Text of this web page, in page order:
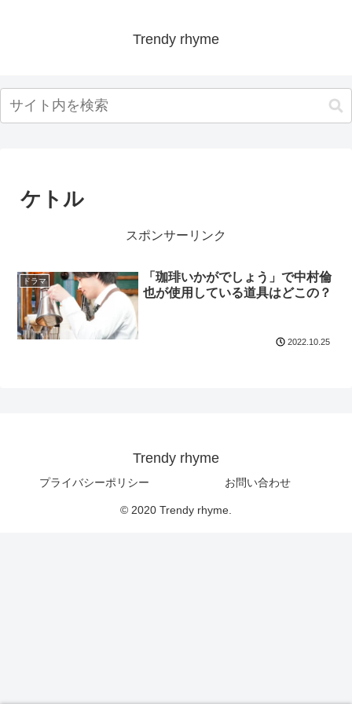
Trendy rhyme
ケトル
スポンサーリンク
ドラマ
「珈琲いかがでしょう」で中村倫
也が使用している道具はどこの？
2022.10.25
Trendy rhyme
プライバシーポリシー お問い合わせ
© 2020 Trendy rhyme.